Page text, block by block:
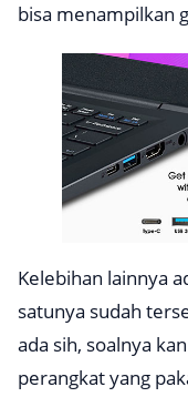
bisa menampilkan
Kelebihan lainnya
satunya sudah
ada sih, soalnya
perangkat yang